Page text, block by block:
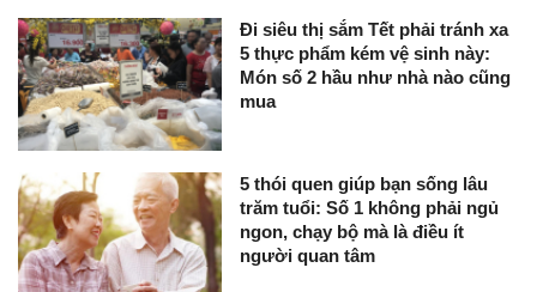
Đi siêu thị sắm Tết phải tránh xa
5 thực phẩm kém vệ sinh này:
Món số 2 hầu như nhà nào cũng
mua
5 thói quen giúp bạn sống lâu
trăm tuổi: Số 1 không phải ngủ
ngon, chạy bộ mà là điều ít
người quan tâm